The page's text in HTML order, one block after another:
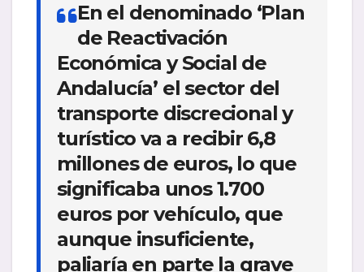
En el denominado ‘Plan
de Reactivación
Económica y Social de
Andalucía’ el sector del
transporte discrecional y
turístico va a recibir 6,8
millones de euros,lo que
significaba unos 1.700
euros por vehículo, que
aunque insuficiente,
paliaría en parte la grave